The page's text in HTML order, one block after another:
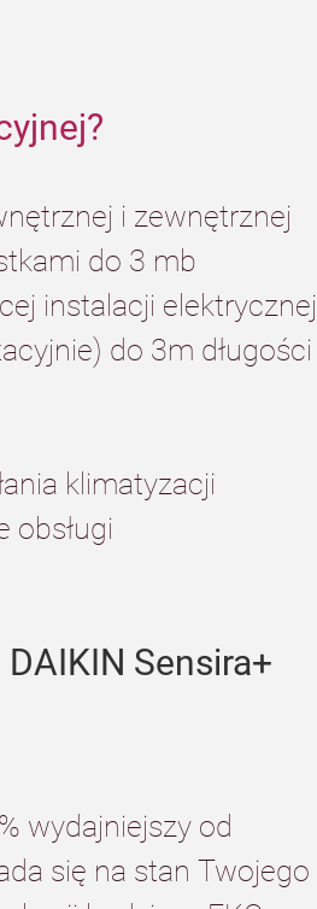
i zewnętrznej
do 3 mb
instalacji elektrycznej
do 3m długości
klimatyzacji
obsługi
DAIKIN Sensira+
wydajniejszy od
się na stan Twojego